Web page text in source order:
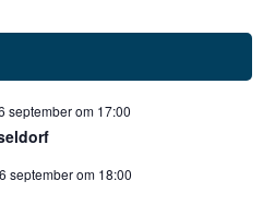
september om 17:00
6 september om 18:00